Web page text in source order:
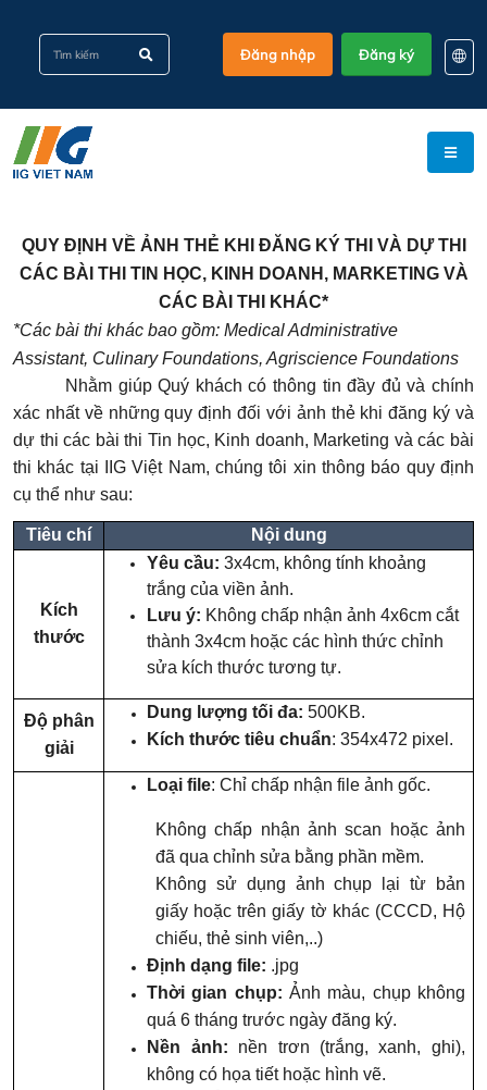
Đăng nhập Đăng ký
EN
KO
VI
QUY ĐỊNH VỀ ẢNH THẺ KHI ĐĂNG KÝ THI VÀ DỰ THI
CÁC BÀI THI TIN HỌC, KINH DOANH, MARKETING VÀ
CÁC BÀI THI KHÁC*
*Các bài thi khác bao gồm: Medical Administrative
Assistant, Culinary Foundations, Agriscience Foundations
Nhằm giúp Quý khách có thông tin đầy đủ và chính
xác nhất về những quy định đối với ảnh thẻ khi đăng ký và
dự thi các bài thi Tin học, Kinh doanh, Marketing và các bài
thi khác tại IIG Việt Nam, chúng tôi xin thông báo quy định
cụ thể như sau:
Tiêu chí Nội dung
Kích
thước
Yêu cầu: 3x4cm, không tính khoảng
trắng của viền ảnh.
Lưu ý: Không chấp nhận ảnh 4x6cm cắt
thành 3x4cm hoặc các hình thức chỉnh
sửa kích thước tương tự.
Độ phân
giải
Dung lượng tối đa:500KB.
Kích thước tiêu chuẩn: 354x472 pixel.
Loại file: Chỉ chấp nhận file ảnh gốc.
Không chấp nhận ảnh scan hoặc ảnh
đã qua chỉnh sửa bằng phần mềm.
Không sử dụng ảnh chụp lại từ bản
giấy hoặc trên giấy tờ khác (CCCD, Hộ
chiếu, thẻ sinh viên,..)
Định dạng file: .jpg
Thời gian chụp: Ảnh màu, chụp không
quá 6 tháng trước ngày đăng ký.
Nền ảnh: nền trơn (trắng, xanh, ghi),
không có họa tiết hoặc hình vẽ.